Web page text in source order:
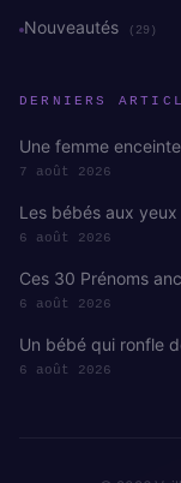
Nouveautés (29)
DERNIERS
Une femme
7 août 2026
Les bébés aux
6 août 2026
Ces 30 Prénoms
6 août 2026
Un bébé qui ronfle
6 août 2026